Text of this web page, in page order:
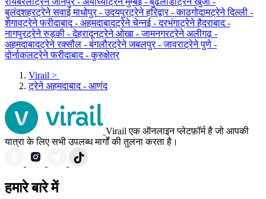
बुलंदशहरट्रेने सवाई माधोपुर - उदयपुरट्रेने हरिद्वार - काठगोदामट्रेने दिल्ली -
शेगावट्रेने फरीदाबाद - अहमदाबादट्रेने चेन्नई - दरभंगाट्रेने हैदराबाद -
नागपुरट्रेने रुड़की - देहरादूनट्रेने ओखा - जामनगरट्रेने अलीगढ़ -
अहमदाबादट्रेने रक्सौल - बंगलौरट्रेने जबलपुर - जावराट्रेने पुणे -
दोर्नाकलट्रेने फरीदाबाद - कुरुक्षेत्र
Virail >
ट्रेने अहमदाबाद - आणंद
Virail एक ऑनलाइन प्लेटफ़ॉर्म है जो आपकी
यात्रा के लिए सभी उपलब्ध मार्गों की तुलना करता है।
हमारे बारे में